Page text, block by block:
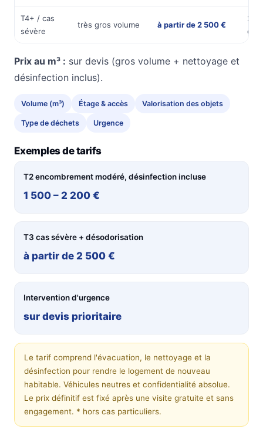
T4+ / cas
sévère
très gros volume à partir de 2 500 €
2
et +
Prix au m³ : sur devis (gros volume + nettoyage et
désinfection inclus).
Volume (m³) Étage & accès Valorisation des objets
Type de déchets Urgence
Exemples de tarifs
T2 encombrement modéré, désinfection incluse
1 500 – 2 200 €
T3 cas sévère + désodorisation
à partir de 2 500 €
Intervention d'urgence
sur devis prioritaire
Le tarif comprend l'évacuation, le nettoyage et la
désinfection pour rendre le logement de nouveau
habitable. Véhicules neutres et confidentialité absolue.
Le prix définitif est fixé après une visite gratuite et sans
engagement. * hors cas particuliers.